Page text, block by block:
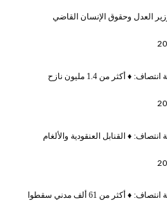
العدل وحقوق الإنسان القاضي
انتصاف: ♦️
أكثر من 1.4 مليون نازح
انتصاف: ♦️القنابل العنقودية والألغام
انتصاف: ♦️
أكثر من 61 ألف مدني سقطوا